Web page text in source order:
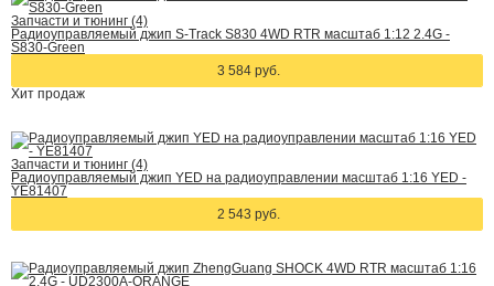
Запчасти и тюнинг (4)
Радиоуправляемый джип S-Track S830 4WD RTR масштаб 1:12 2.4G -
S830-Green
3 584 руб.
Хит продаж
Запчасти и тюнинг (4)
Радиоуправляемый джип YED на радиоуправлении масштаб 1:16 YED -
YE81407
2 543 руб.